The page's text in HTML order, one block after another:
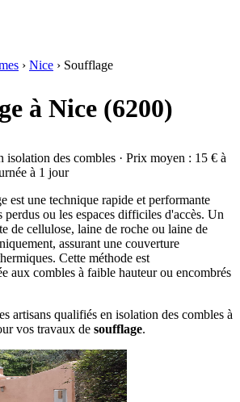
› Nice › Soufflage
à Nice (6200)
isolation des combles · Prix moyen : 15 € à
à 1 jour
est une technique rapide et performante
ou les espaces difficiles d'accès. Un
de cellulose, laine de roche ou laine de
assurant une couverture
Cette méthode est
aux combles à faible hauteur ou encombrés
artisans qualifiés en isolation des combles à
vos travaux de soufflage.